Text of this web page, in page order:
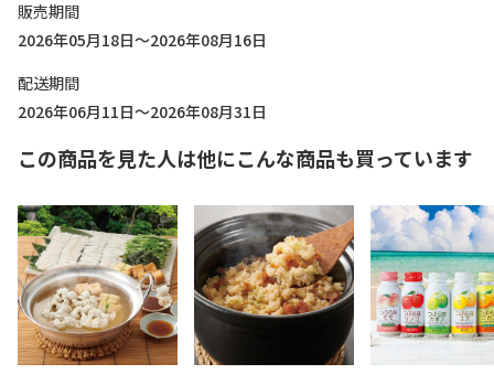
販売期間
2026年05月18日～2026年08月16日
配送期間
2026年06月11日～2026年08月31日
この商品を見た人は他にこんな商品も買っています